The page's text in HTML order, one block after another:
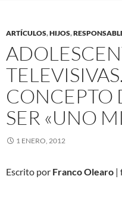
ARTÍCULOS,HIJOS,
CONCEPTO
SER «UNO
1 ENERO, 2012
Escrito por Franco Olearo |